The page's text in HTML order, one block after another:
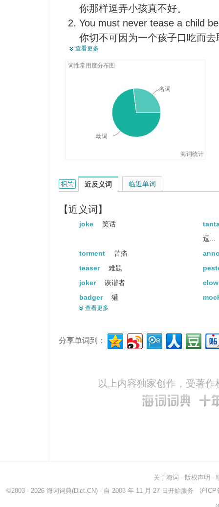
你那样逗弄小孩真不好。
You must never tease a child
你切不可因为一个孩子口吃而去
Don't take it seriously. He's
别把它当真，他只不过是在开玩
查看更多
词性常用度分布图
海词统计
动词
名词
tease的相关资料：
近反义词
【近义词】
joke 笑话
逗...
torment
苦痛
teaser
难题
joker
诙谐者
badger
獾
tormenter
jest
说笑
骑
play
cod
rally
集会
card
查看更多
临近单词
分享单词到：
以上内容独家创作，受著作
关于海词 - 版权声明 -
©2003 - 2026 海词词典(Dict.CN) - 自 2003 年 11 月 27 日开始服务 沪ICP